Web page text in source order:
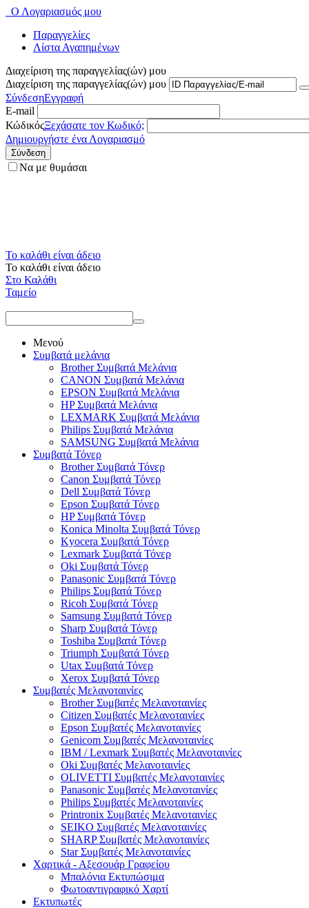
Ο Λογαριασμός μου
Παραγγελίες
Λίστα Αγαπημένων
Διαχείριση της παραγγελίας(ών) μου
Διαχείριση της παραγγελίας(ών) μου
ΣύνδεσηΕγγραφή
E-mail
ΚώδικόςΞεχάσατε τον Κωδικό;
Δημιουργήστε ένα Λογαριασμό
Σύνδεση
Να με θυμάσαι
Το καλάθι είναι άδειο
Το καλάθι είναι άδειο
Στο Καλάθι
Ταμείο
Μενού
Συμβατά μελάνια
Brother Συμβατά Μελάνια
CANON Συμβατά Μελάνια
EPSON Συμβατά Μελάνια
HP Συμβατά Μελάνια
LEXMARK Συμβατά Μελάνια
Philips Συμβατά Μελάνια
SAMSUNG Συμβατά Μελάνια
Συμβατά Τόνερ
Brother Συμβατά Τόνερ
Canon Συμβατά Τόνερ
Dell Συμβατά Τόνερ
Epson Συμβατά Τόνερ
HP Συμβατά Τόνερ
Konica Minolta Συμβατά Τόνερ
Kyocera Συμβατά Τόνερ
Lexmark Συμβατά Τόνερ
Oki Συμβατά Τόνερ
Panasonic Συμβατά Τόνερ
Philips Συμβατά Τόνερ
Ricoh Συμβατά Τόνερ
Samsung Συμβατά Τόνερ
Sharp Συμβατά Τόνερ
Toshiba Συμβατά Τόνερ
Triumph Συμβατά Τόνερ
Utax Συμβατά Τόνερ
Xerox Συμβατά Τόνερ
Συμβατές Μελανοταινίες
Brother Συμβατές Μελανοταινίες
Citizen Συμβατές Μελανοταινίες
Epson Συμβατές Μελανοταινίες
Genicom Συμβατές Μελανοταινίες
IBM / Lexmark Συμβατές Μελανοταινίες
Oki Συμβατές Μελανοταινίες
OLIVETTI Συμβατές Μελανοταινίες
Panasonic Συμβατές Μελανοταινίες
Philips Συμβατές Μελανοταινίες
Printronix Συμβατές Μελανοταινίες
SEIKO Συμβατές Μελανοταινίες
SHARP Συμβατές Μελανοταινίες
Star Συμβατές Μελανοταινίες
Χαρτικά - Αξεσουάρ Γραφείου
Μπαλόνια Εκτυπώσιμα
Φωτοαντιγραφικό Χαρτί
Εκτυπωτές